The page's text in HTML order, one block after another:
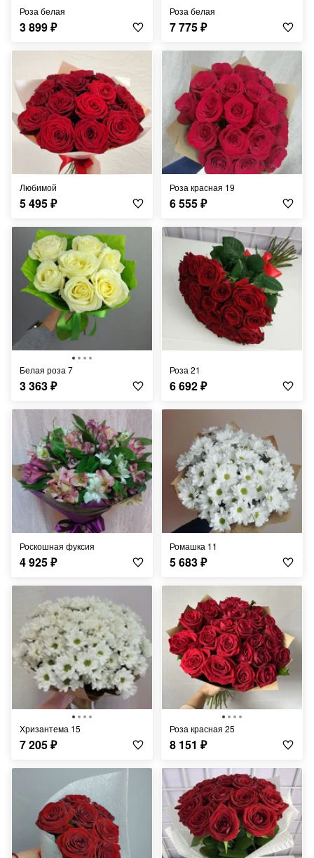
Роза белая
3 899₽
Роза белая
7 775₽
Любимой
5 495₽
Роза красная 19
6 555₽
Белая роза 7
3 363₽
Роза 21
6 692₽
Роскошная фуксия
4 925₽
Ромашка 11
5 683₽
Хризантема 15
7 205₽
Роза красная 25
8 151 ₽